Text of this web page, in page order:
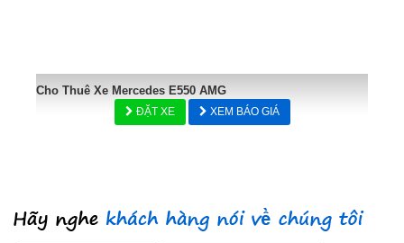
Cho Thuê Xe Mercedes E550 AMG
ĐẶT XE XEM BÁO GIÁ